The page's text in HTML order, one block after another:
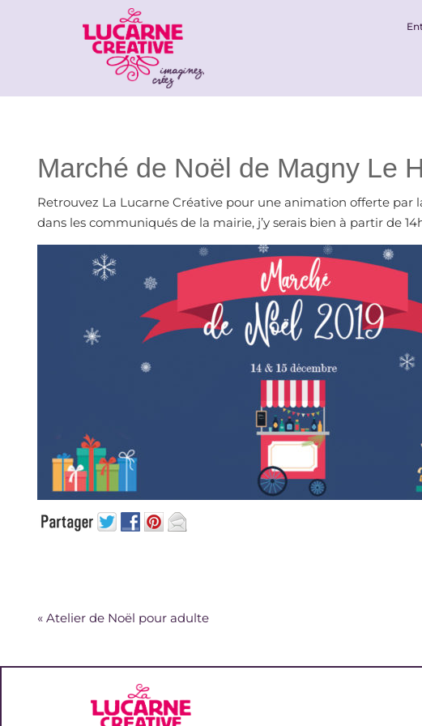
Marché de Noël de Magny Le
Retrouvez La Lucarne Créative pour une animation offerte par
dans les communiqués de la mairie, j’y serais bien à partir de
« Atelier de Noël pour adulte